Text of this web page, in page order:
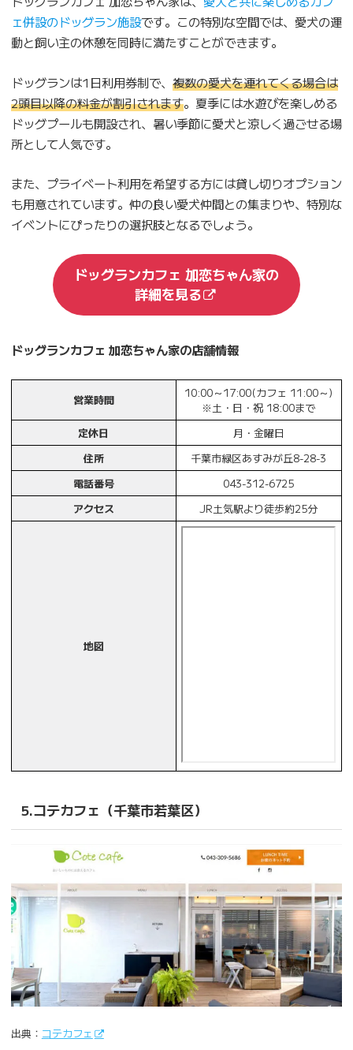
ェ併設のドッグラン施設です。この特別な空間では、愛犬の運
動と飼い主の休憩を同時に満たすことができます。
ドッグランは1日利用券制で、 複数の愛犬を連れてくる場合は
2頭目以降の料金が割引されます。夏季には水遊びを楽しめる
ドッグプールも開設され、暑い季節に愛犬と涼しく過ごせる場
所として人気です。
また、プライベート利用を希望する方には貸し切りオプション
も用意されています。仲の良い愛犬仲間との集まりや、特別な
イベントにぴったりの選択肢となるでしょう。
ドッグランカフェ 加恋ちゃん家の
詳細を見る
ドッグランカフェ 加恋ちゃん家の店舗情報
営業時間
10:00～17:00(カフェ 11:00～)
※土・日・祝 18:00まで
定休日
月・金曜日
住所
千葉市緑区あすみが丘8-28-3
電話番号
043-312-6725
アクセス
JR土気駅より徒歩約25分
地図
5.コテカフェ（千葉市若葉区）
出典： コテカフェ